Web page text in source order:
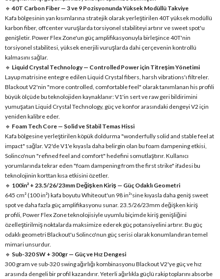
🔹40T Carbon Fiber — 3 ve 9 Pozisyonunda Yüksek Modüllü Takviye
Kafa bölgesinin yan kısımlarına stratejik olarak yerleştirilen 40T yüksek modüllü
karbon fiber, offcenter vuruşlarda torsiyonel stabiliteyi artırır ve sweet spot'u
genişletir. Power Flex Zone'un güç amplifikasyonuyla birleşince 40T'nin
torsiyonel stabilitesi, yüksek enerjili vuruşlarda dahi çerçevenin kontrollü
kalmasını sağlar.
🔹 Liquid Crystal Technology — Controlled Power için Titreşim Yönetimi
Layup matrisine entegre edilen Liquid Crystal fibers, harsh vibrations'ı filtreler.
Blackout V2'nin "more controlled, comfortable feel" olarak tanımlanan his profili
büyük ölçüde bu teknolojiden kaynaklanır: V1'in sert ve raw geri bildirimini
yumuşatan Liquid Crystal Technology, güç ve konfor arasındaki dengeyi V2 için
yeniden kalibre eder.
🔹 Foam Tech Core — Solid ve Stabil Temas Hissi
Kafa bölgesine yerleştirilen köpük doldurma "wonderfully solid and stable feel at
impact" sağlar. V2'de V1'e kıyasla daha belirgin olan bu foam dampening etkisi,
Solinco'nun "refined feel and comfort" hedefini somutlaştırır. Kullanıcı
yorumlarında tekrar eden "foam dampening from the first strike" ifadesi bu
teknolojinin korttan kısa etkisini özetler.
🔹 100in² + 23.5/26/23mm Değişken Kiriş — Güç Odaklı Geometri
645 cm² (100 in²) kafa boyutu Whiteout'un 98 in²'sine kıyasla daha geniş sweet
spot ve daha fazla güç amplifikasyonu sunar. 23.5/26/23mm değişken kiriş
profili, Power Flex Zone teknolojisiyle uyumlu biçimde kiriş genişliğini
özelleştirilmiş noktalarda maksimize ederek güç potansiyelini artırır. Bu güç
odaklı geometri Blackout'u Solinco'nun güç serisi olarak konumlandıran temel
mimari unsurdur.
🔹 Sub-320 SW + 300gr — Güç ve Hız Dengesi
300 gram ve sub-320 swing ağırlığı kombinasyonu Blackout V2'ye güç ve hız
arasında dengeli bir profil kazandırır. Yeterli ağırlıkla güçlü rakip toplarını absorbe